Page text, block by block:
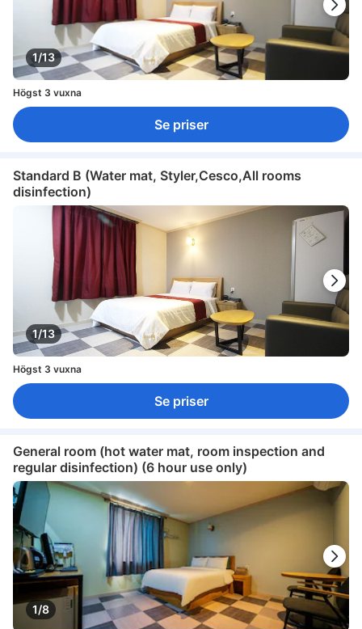
1/13
Högst 3 vuxna
Se priser
Standard B (Water mat, Styler,Cesco,All rooms
disinfection)
1/13
Högst 3 vuxna
Se priser
General room (hot water mat, room inspection and
regular disinfection) (6 hour use only)
1/8